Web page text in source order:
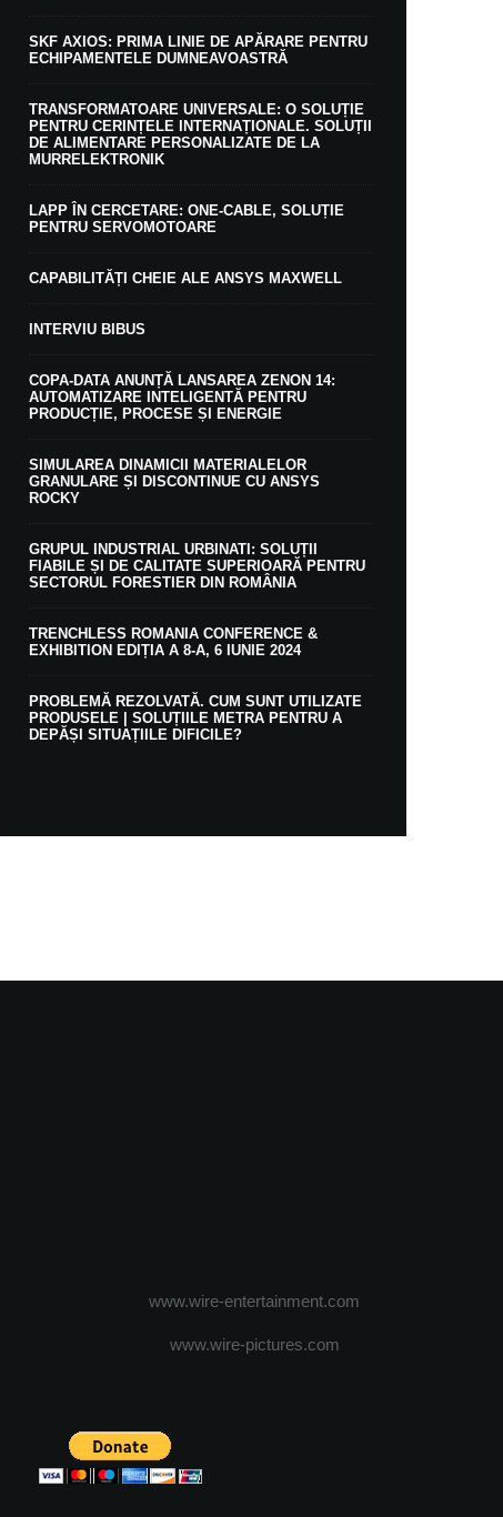
SKF AXIOS: PRIMA LINIE DE APĂRARE PENTRU
ECHIPAMENTELE DUMNEAVOASTRĂ
TRANSFORMATOARE UNIVERSALE: O SOLUȚIE
PENTRU CERINȚELE INTERNAȚIONALE. SOLUȚII
DE ALIMENTARE PERSONALIZATE DE LA
MURRELEKTRONIK
LAPP ÎN CERCETARE: ONE-CABLE, SOLUȚIE
PENTRU SERVOMOTOARE
CAPABILITĂȚI CHEIE ALE ANSYS MAXWELL
INTERVIU BIBUS
COPA-DATA ANUNȚĂ LANSAREA ZENON 14:
AUTOMATIZARE INTELIGENTĂ PENTRU
PRODUCȚIE, PROCESE ȘI ENERGIE
SIMULAREA DINAMICII MATERIALELOR
GRANULARE ȘI DISCONTINUE CU ANSYS
ROCKY
GRUPUL INDUSTRIAL URBINATI: SOLUȚII
FIABILE ȘI DE CALITATE SUPERIOARĂ PENTRU
SECTORUL FORESTIER DIN ROMÂNIA
TRENCHLESS ROMANIA CONFERENCE &
EXHIBITION EDIȚIA A 8-A, 6 IUNIE 2024
PROBLEMĂ REZOLVATĂ. CUM SUNT UTILIZATE
PRODUSELE | SOLUȚIILE METRA PENTRU A
DEPĂȘI SITUAȚIILE DIFICILE?
www.wire-entertainment.com
www.wire-pictures.com